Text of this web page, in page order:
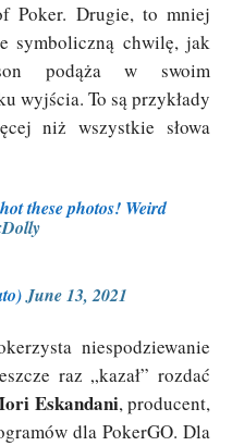
Poker. Drugie, to mniej
symboliczną chwilę, jak
podąża w swoim
wyjścia. To są przykłady
niż wszystkie słowa
these photos! Weird
June 13, 2021
niespodziewanie
raz „kazał” rozdać
Eskandani, producent,
dla PokerGO. Dla